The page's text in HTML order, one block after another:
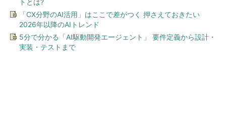
トとは?
「CX分野のAI活用」はここで差がつく 押さえておきたい
2026年以降のAIトレンド
5分で分かる「AI駆動開発エージェント」 要件定義から設計・
実装・テストまで